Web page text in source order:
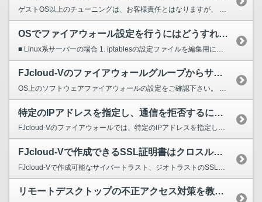
ゲストOS以上のチューニングは、お客様責任とはなりますが、 一般的に以下の観点でご確認および対策いただくと良いと思われます。 1. ファイアウォールを適切に設定する。 リモートデスクト...
OSでファイアウォール設定を行うにはどうすればいいですか？
FJcloud-Vのファイアウォールグループからサーバーをはずしたが特定ポートの通信が行えない。
OS上のソフトウェアファイアウォールの設定をご確認下さい。 FJcloud-Vの以下のOSはデフォルトでソフトウェアファイアウォールが起動する設定となっております。 Ubuntu16.04,...
特定のIPアドレスを指定し、通信を拒否するにはどうしたらよいですか。
FJcloud-Vのファイアウォールでは、特定のIPアドレスを指定して、 通信を拒否する設定を行うことはできません。 INルールにつきましては、デフォルトですべての通信を拒否し、 同...
FJcloud-Vで作成できるSSL証明書はクロスルート方式ですか
リモートデスクトップの不正アクセス対策を教えてください。